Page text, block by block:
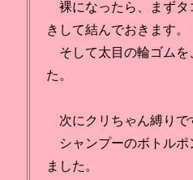
裸になったら、まずタ
きして結んでおきます。
そして太目の輪ゴムを
た。
次にクリちゃん縛りで
シャンプーのボトルポ
ました。